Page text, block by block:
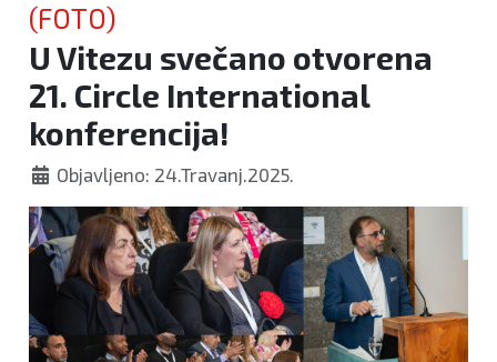
Sport
Kultura
Crna
kronika
Politika
Zanimljivosti
(FOTO)
U Vitezu svečano otvorena
21. Circle International
konferencija!
Objavljeno: 24.Travanj.2025.